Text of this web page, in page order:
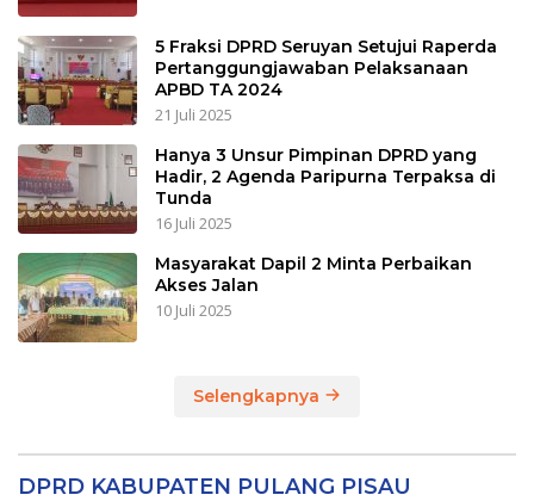
5 Fraksi DPRD Seruyan Setujui Raperda
Pertanggungjawaban Pelaksanaan
APBD TA 2024
21 Juli 2025
Hanya 3 Unsur Pimpinan DPRD yang
Hadir, 2 Agenda Paripurna Terpaksa di
Tunda
16 Juli 2025
Masyarakat Dapil 2 Minta Perbaikan
Akses Jalan
10 Juli 2025
Selengkapnya
DPRD KABUPATEN PULANG PISAU